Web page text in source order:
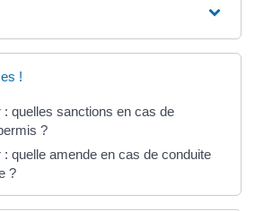
!
: quelles sanctions en cas de
?
: quelle amende en cas de conduite
?